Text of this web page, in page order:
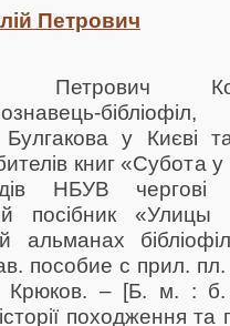
Петрович
Петрович
у Києві
книг «Субота
НБУВ чергові
посібник
альманах
пособие с прил. пл.
Крюков. – [Б. м. :
походження